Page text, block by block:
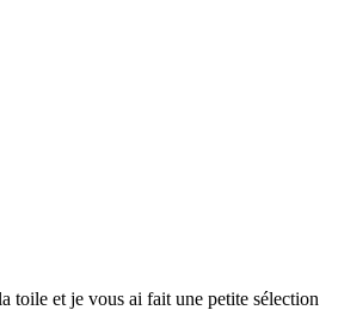
toile et je vous ai fait une petite sélection